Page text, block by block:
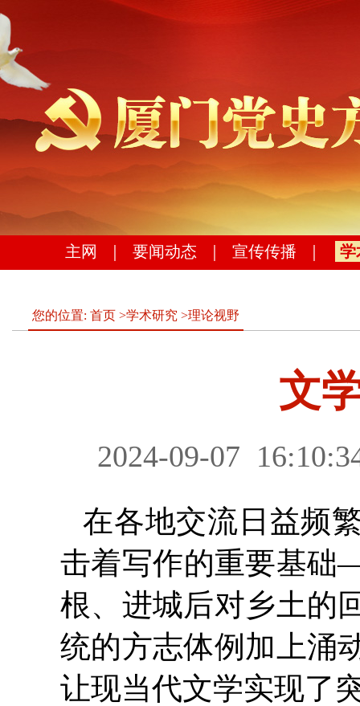
主网 要闻动态 宣传传播 学
您的位置: 首页 >学术研究 >理论视野
文
2024-09-07
在各地交流日益频
击着写作的重要基础
根、进城后对乡土的
统的方志体例加上涌
让现当代文学实现了